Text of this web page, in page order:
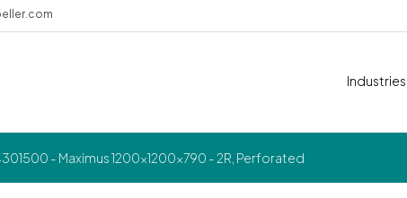
Industries
- Maximus 1200x1200x790 - 2R, Perforated